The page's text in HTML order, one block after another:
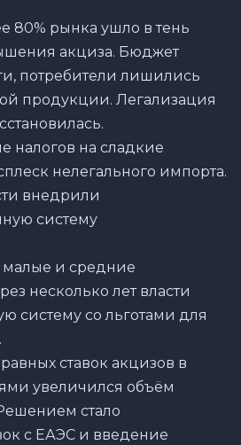
80% рынка ушло в тень
акциза. Бюджет
потребители лишились
продукции. Легализация
налогов на сладкие
нелегального импорта.
внедрили
систему
малые и средние
несколько лет власти
систему со льготами для
ставок акцизов в
увеличился объём
стало
с ЕАЭС и введение